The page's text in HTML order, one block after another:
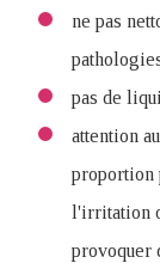
ne pas
pas de
attention
proportion
l'irritation
provoquer